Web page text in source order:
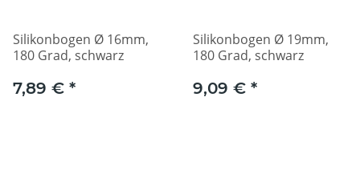
Silikonbogen Ø 16mm,
180 Grad, schwarz
7,89 € *
Silikonbogen Ø 19mm,
180 Grad, schwarz
9,09 € *